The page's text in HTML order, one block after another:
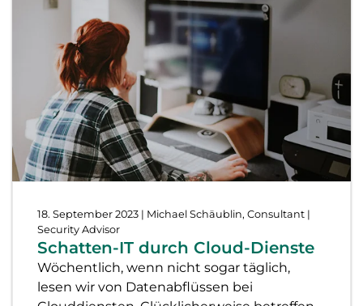
18. September 2023 | Michael Schäublin, Consultant |
Security Advisor
Schatten-IT durch Cloud-Dienste
Wöchentlich, wenn nicht sogar täglich,
lesen wir von Datenabflüssen bei